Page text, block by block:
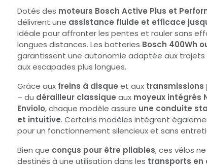
Dotés des moteurs Bosch Active Plus et
délivrent une assistance fluide et efficace
idéale pour affronter les pentes et rouler sans
longues distances. Les batteries Bosch 400Wh
garantissent une autonomie adaptée aux trajets
aux escapades plus longues.
Grâce aux freins à disque et aux
– du dérailleur classique aux moyeux intégrés
Enviolo, chaque modèle assure une conduite
et intuitive. Certains modèles intègrent
pour un fonctionnement silencieux et sans
Bien que conçus pour être pliables, ces vélos
destinés à une utilisation dans les transports en